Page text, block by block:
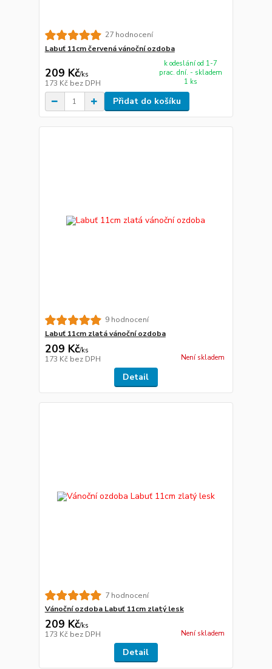
27 hodnocení
Labuť 11cm červená vánoční ozdoba
209 Kč/ks
173 Kč bez DPH
k odeslání od 1-7
prac. dní. - skladem
1 ks
Přidat do košíku
9 hodnocení
Labuť 11cm zlatá vánoční ozdoba
209 Kč/ks
173 Kč bez DPH Není skladem
Detail
7 hodnocení
Vánoční ozdoba Labuť 11cm zlatý lesk
209 Kč/ks
173 Kč bez DPH Není skladem
Detail